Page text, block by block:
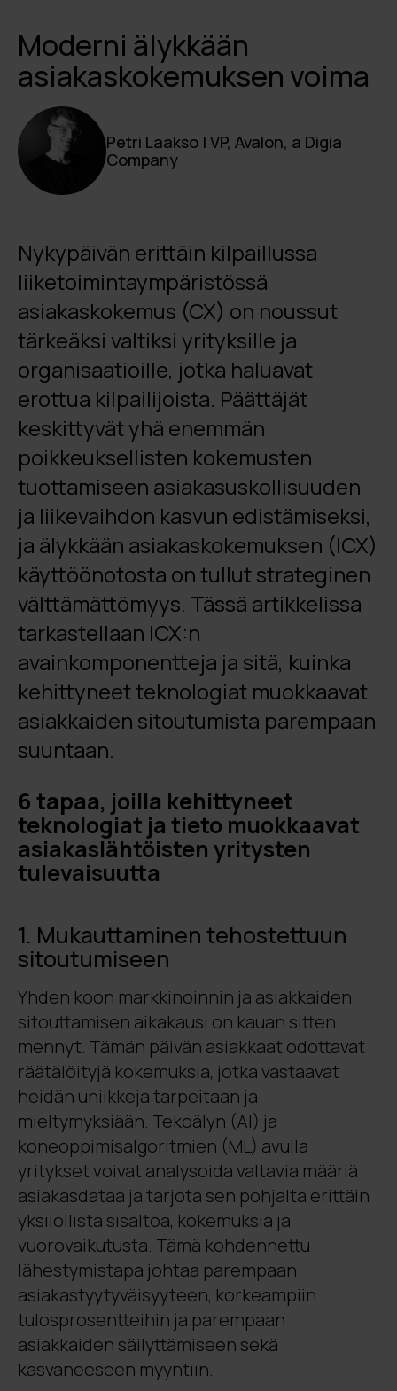
Moderni älykkään
asiakaskokemuksen voima
Petri Laakso | VP, Avalon, a Digia
Company
Nykypäivän erittäin kilpaillussa
liiketoimintaympäristössä
asiakaskokemus (CX) on noussut
tärkeäksi valtiksi yrityksille ja
organisaatioille, jotka haluavat
erottua kilpailijoista. Päättäjät
keskittyvät yhä enemmän
poikkeuksellisten kokemusten
tuottamiseen asiakasuskollisuuden
ja liikevaihdon kasvun edistämiseksi,
ja älykkään asiakaskokemuksen (ICX)
käyttöönotosta on tullut strateginen
välttämättömyys. Tässä artikkelissa
tarkastellaan ICX:n
avainkomponentteja ja sitä, kuinka
kehittyneet teknologiat muokkaavat
asiakkaiden sitoutumista parempaan
suuntaan.
6 tapaa, joilla kehittyneet
teknologiat ja tieto muokkaavat
asiakaslähtöisten yritysten
tulevaisuutta
1. Mukauttaminen tehostettuun
sitoutumiseen
Yhden koon markkinoinnin ja asiakkaiden
sitouttamisen aikakausi on kauan sitten
mennyt. Tämän päivän asiakkaat odottavat
räätälöityjä kokemuksia, jotka vastaavat
heidän uniikkeja tarpeitaan ja
mieltymyksiään. Tekoälyn (AI) ja
koneoppimisalgoritmien (ML) avulla
yritykset voivat analysoida valtavia määriä
asiakasdataa ja tarjota sen pohjalta erittäin
yksilöllistä sisältöä, kokemuksia ja
vuorovaikutusta. Tämä kohdennettu
lähestymistapa johtaa parempaan
asiakastyytyväisyyteen, korkeampiin
tulosprosentteihin ja parempaan
asiakkaiden säilyttämiseen sekä
kasvaneeseen myyntiin.